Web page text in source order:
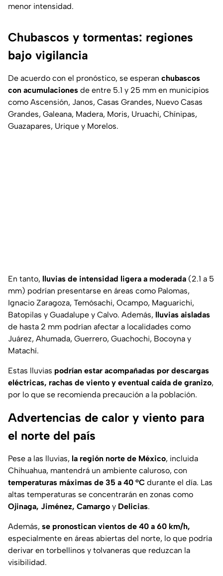
menor intensidad.
Chubascos y tormentas: regiones
bajo vigilancia
De acuerdo con el pronóstico, se esperan chubascos
con acumulaciones de entre 5.1 y 25 mm en municipios
como Ascensión, Janos, Casas Grandes, Nuevo Casas
Grandes, Galeana, Madera, Moris, Uruachi, Chínipas,
Guazapares, Urique y Morelos.
En tanto, lluvias de intensidad ligera a moderada (2.1 a 5
mm) podrían presentarse en áreas como Palomas,
Ignacio Zaragoza, Temósachi, Ocampo, Maguarichi,
Batopilas y Guadalupe y Calvo. Además, lluvias aisladas
de hasta 2 mm podrían afectar a localidades como
Juárez, Ahumada, Guerrero, Guachochi, Bocoyna y
Matachí.
Estas lluvias podrían estar acompañadas por descargas
eléctricas, rachas de viento y eventual caída de granizo,
por lo que se recomienda precaución a la población.
Advertencias de calor y viento para
el norte del país
Pese a las lluvias, la región norte de México, incluida
Chihuahua, mantendrá un ambiente caluroso, con
temperaturas máximas de 35 a 40 °C durante el día. Las
altas temperaturas se concentrarán en zonas como
Ojinaga, Jiménez, Camargo y Delicias.
Además, se pronostican vientos de 40 a 60 km/h,
especialmente en áreas abiertas del norte, lo que podría
derivar en torbellinos y tolvaneras que reduzcan la
visibilidad.